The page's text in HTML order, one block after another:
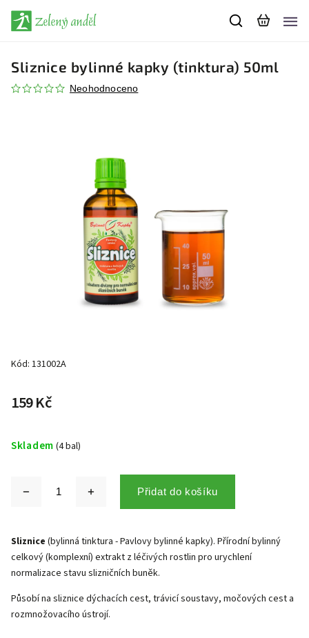
Sliznice bylinné kapky (tinktura) 50ml
Neohodnoceno
Kód: 131002A
159 Kč
Skladem (4 bal)
Přidat do košíku
Sliznice (bylinná tinktura - Pavlovy bylinné kapky). Přírodní bylinný
celkový (komplexní) extrakt z léčivých rostlin pro urychlení
normalizace stavu slizničních buněk.
Působí na sliznice dýchacích cest, trávicí soustavy, močových cest a
rozmnožovacího ústrojí.